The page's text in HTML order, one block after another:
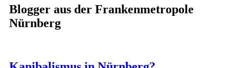
Blogger aus der Frankenmetropole
Nürnberg